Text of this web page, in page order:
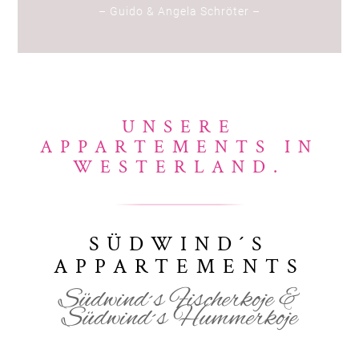
– Guido & Angela Schröter –
UNSERE
APPARTEMENTS IN
WESTERLAND.
SÜDWIND´S
APPARTEMENTS
Südwind´s Fischerkoje &
Südwind´s Hummerkoje